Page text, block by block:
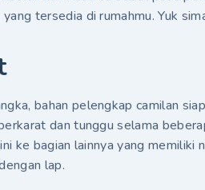
tersedia di rumahmu. Yuk
bahan pelengkap camilan
dan tunggu selama
ke bagian lainnya yang memiliki
lap.